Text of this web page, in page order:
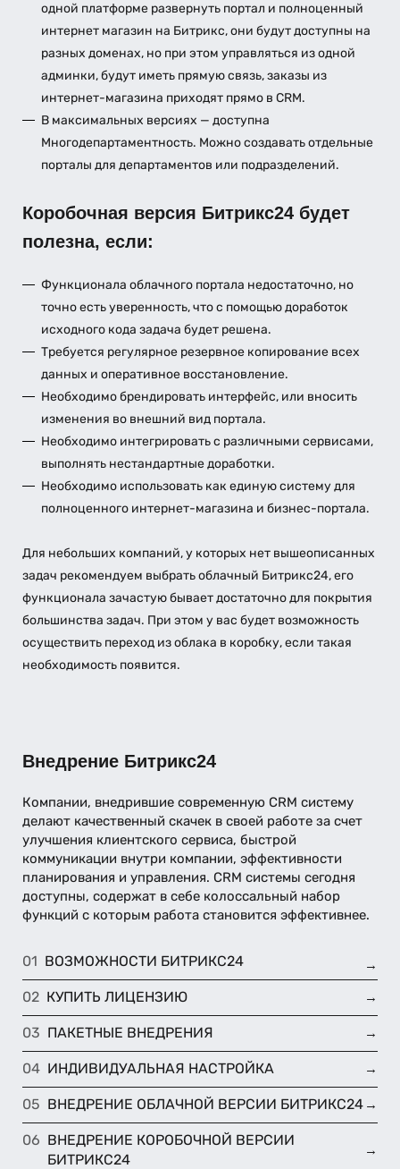
одной платформе развернуть портал и полноценный
интернет магазин на Битрикс, они будут доступны на
разных доменах, но при этом управляться из одной
админки, будут иметь прямую связь, заказы из
интернет-магазина приходят прямо в CRM.
В максимальных версиях — доступна
Многодепартаментность. Можно создавать отдельные
порталы для департаментов или подразделений.
Коробочная версия Битрикс24 будет
полезна, если:
Функционала облачного портала недостаточно, но
точно есть уверенность, что с помощью доработок
исходного кода задача будет решена.
Требуется регулярное резервное копирование всех
данных и оперативное восстановление.
Необходимо брендировать интерфейс, или вносить
изменения во внешний вид портала.
Необходимо интегрировать с различными сервисами,
выполнять нестандартные доработки.
Необходимо использовать как единую систему для
полноценного интернет-магазина и бизнес-портала.
Для небольших компаний, у которых нет вышеописанных
задач рекомендуем выбрать облачный Битрикс24, его
функционала зачастую бывает достаточно для покрытия
большинства задач. При этом у вас будет возможность
осуществить переход из облака в коробку, если такая
необходимость появится.
Внедрение Битрикс24
Компании, внедрившие современную CRM систему
делают качественный скачек в своей работе за счет
улучшения клиентского сервиса, быстрой
коммуникации внутри компании, эффективности
планирования и управления. CRM системы сегодня
доступны, содержат в себе колоссальный набор
функций с которым работа становится эффективнее.
ВОЗМОЖНОСТИ БИТРИКС24 →
КУПИТЬ ЛИЦЕНЗИЮ →
ПАКЕТНЫЕ ВНЕДРЕНИЯ →
ИНДИВИДУАЛЬНАЯ НАСТРОЙКА →
ВНЕДРЕНИЕ ОБЛАЧНОЙ ВЕРСИИ БИТРИКС24 →
ВНЕДРЕНИЕ КОРОБОЧНОЙ ВЕРСИИ
БИТРИКС24
→